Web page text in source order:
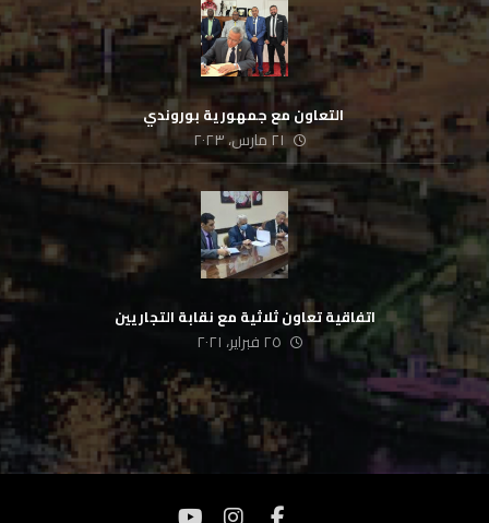
‏ التعاون مع جمهورية بوروندي
٢١ مارس، ٢٠٢٣
اتفاقية تعاون ثلاثية مع نقابة التجاريين
٢٥ فبراير، ٢٠٢١